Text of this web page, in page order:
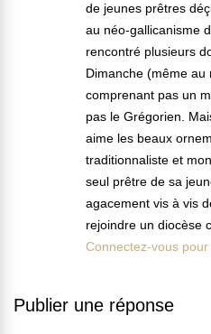
de jeunes prêtres
au néo-gallicanisme
rencontré plusieurs
Dimanche (même
comprenant pas un
pas le Grégorien.
aime les beaux
traditionnaliste et
seul prêtre de sa
agacement vis à vis
rejoindre un diocèse
Connectez-vous
Publier une réponse